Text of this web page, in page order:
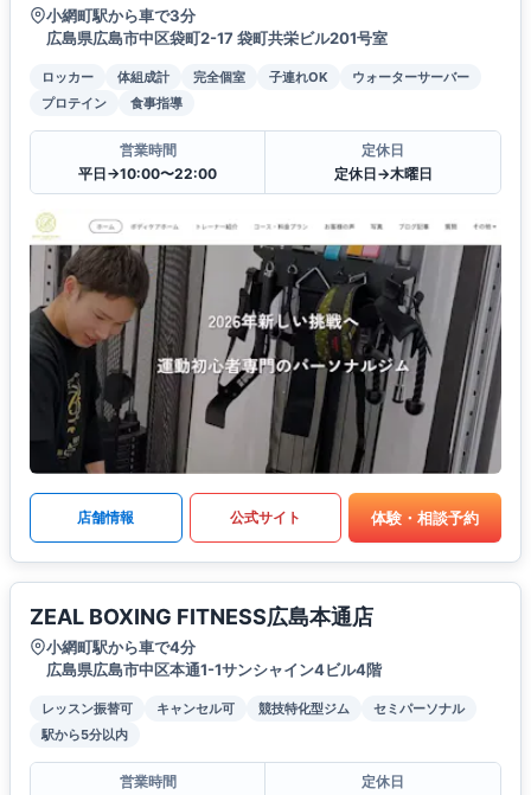
小網町駅から車で3分
広島県広島市中区袋町2-17 袋町共栄ビル201号室
ロッカー 体組成計 完全個室 子連れOK
ウォーターサーバー
プロテイン
食事指導
営業時間
平日→10:00〜22:00
定休日
定休日→木曜日
店舗情報 公式サイト 体験・相談予約
ZEAL BOXING FITNESS広島本通店
小網町駅から車で4分
広島県広島市中区本通1-1サンシャイン4ビル4階
レッスン振替可 キャンセル可 競技特化型ジム
セミパーソナル
駅から5分以内
営業時間
定休日